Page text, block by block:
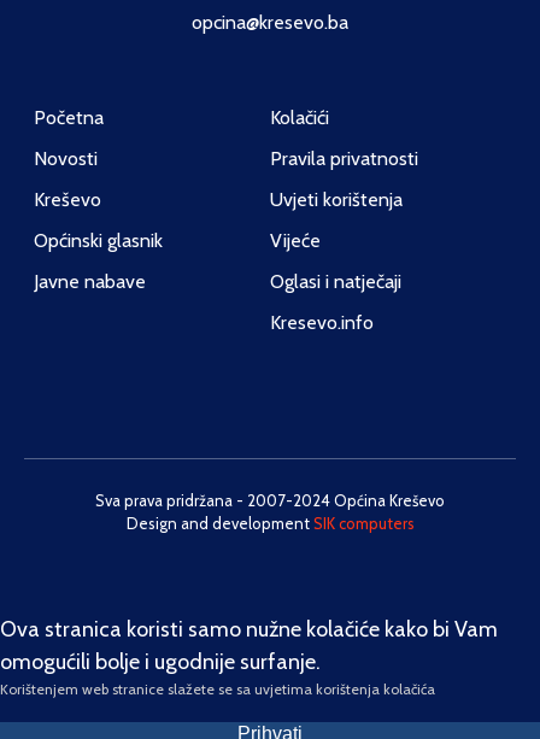
opcina@kresevo.ba
Početna
Novosti
Kreševo
Općinski glasnik
Javne nabave
Kolačići
Pravila privatnosti
Uvjeti korištenja
Vijeće
Oglasi i natječaji
Kresevo.info
Sva prava pridržana - 2007-2024 Općina Kreševo
Design and developmentSIK computers
Ova stranica koristi samo nužne kolačiće kako bi Vam
omogućili bolje i ugodnije surfanje.
Korištenjem web stranice slažete se sa uvjetima korištenja kolačića
Prihvati